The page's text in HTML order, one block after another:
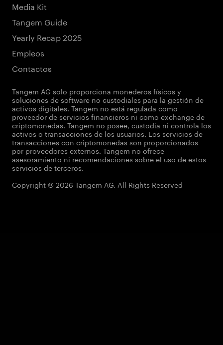
Media Kit
Tangem Guide
Yearly Recap 2025
Empleos
Contactos
Tangem AG solo proporciona monederos físicos y
soluciones de software no custodiales para la gestión de
activos digitales. Tangem no está regulada como
proveedor de servicios financieros ni como exchange de
criptomonedas. Tangem no posee, custodia ni controla los
activos o transacciones de los usuarios. Los servicios de
transacciones con criptomonedas son proporcionados
por proveedores externos. Tangem no ofrece
asesoramiento ni recomendaciones sobre el uso de estos
servicios de terceros.